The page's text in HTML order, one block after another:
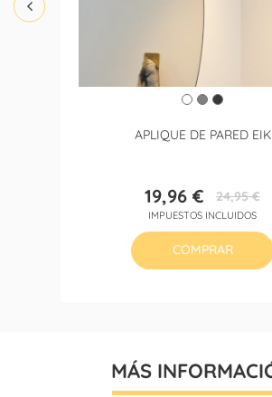
APLIQUE DE PARED EIK
Precio
19,96 €Precio
base
24,95 €
IMPUESTOS INCLUIDOS
COMPRAR
MÁS